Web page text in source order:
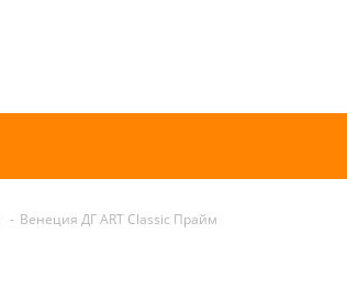
- Венеция ДГ ART Classic Прайм